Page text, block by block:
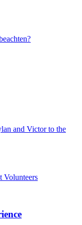
Volunteers